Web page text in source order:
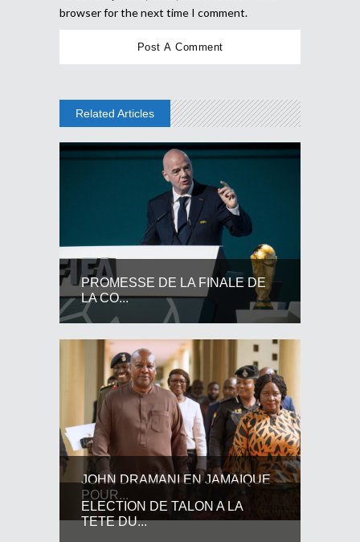
browser for the next time I comment.
Related Articles
PROMESSE DE LA FINALE DE
LA CO...
JOHN DRAMANI EN JAMAIQUE
POUR...
ELECTION DE TALON A LA
TETE DU...